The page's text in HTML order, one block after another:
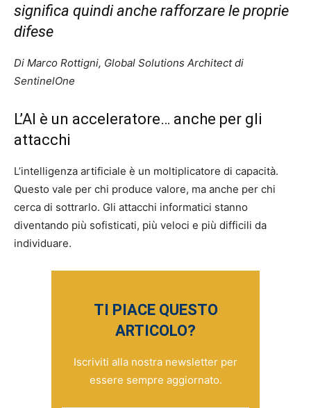
significa quindi anche rafforzare le proprie
difese
Di Marco Rottigni, Global Solutions Architect di
SentinelOne
L’AI è un acceleratore… anche per gli
attacchi
L’intelligenza artificiale è un moltiplicatore di capacità.
Questo vale per chi produce valore, ma anche per chi
cerca di sottrarlo. Gli attacchi informatici stanno
diventando più sofisticati, più veloci e più difficili da
individuare.
TI PIACE QUESTO
ARTICOLO?
Iscriviti alla nostra newsletter per
essere sempre aggiornato.